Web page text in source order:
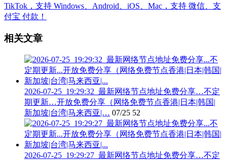
相关文章
2026-07-25_19:29:32_最新网络节点地址免费分享…不定
期更新…开放免费分享（网络免费节点香港|日本|韩国|
新加坡|台湾|马来西亚|… 07/25 52
2026-07-25_19:29:27_最新网络节点地址免费分享…不定